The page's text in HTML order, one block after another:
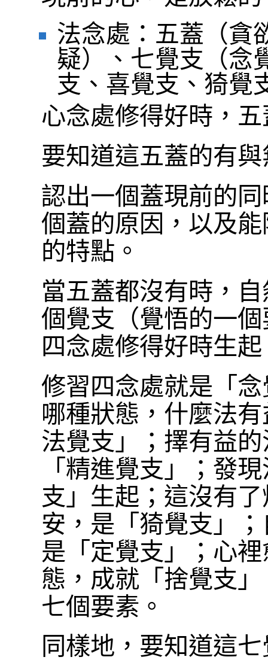
法念處：五蓋（貪
疑）、七覺支（念
支、喜覺支、猗覺
心念處修得好時，
要知道這五蓋的有
認出一個蓋現前的
個蓋的原因，以及
的特點。
當五蓋都沒有時，
個覺支（覺悟的一
四念處修得好時生起
修習四念處就是「
哪種狀態，什麼法
法覺支」；擇有益
「精進覺支」；發
支」生起；這沒有
安，是「猗覺支」
是「定覺支」；心
態，成就「捨覺支
七個要素。
同樣地，要知道這